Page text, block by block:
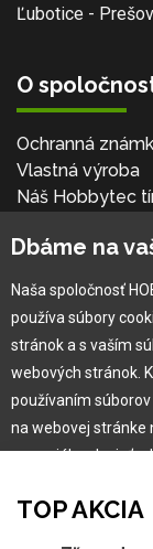
Ľubotice - Prešov
O
Ochranná
Vlastná výroba
Náš Hobbytec
Naša história
Pre
Garancia
Užívateľský
Reklamácia
TOP AKCIA
Dbáme na
Naša spoločnosť
používa súbory
stránok a s vaším
webových stránok.
používaním
na webovej stránke
na sociálnych
Viac informácií